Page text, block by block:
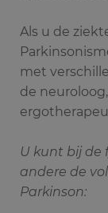
Als u de
met
de
U kunt bij de
andere de
Parkinson: